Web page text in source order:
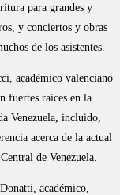
para grandes y
y conciertos y obras
de los asistentes.
académico valenciano
fuertes raíces en la
Venezuela, incluido,
acerca de la actual
de Venezuela.
académico,